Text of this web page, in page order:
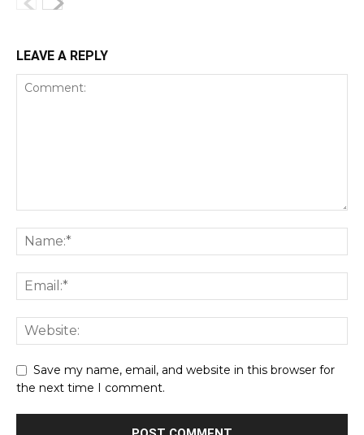
LEAVE A REPLY
Save my name, email, and website in this browser for
the next time I comment.